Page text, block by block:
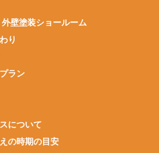
壁塗装ショールーム
り
ラン
について
の時期の目安